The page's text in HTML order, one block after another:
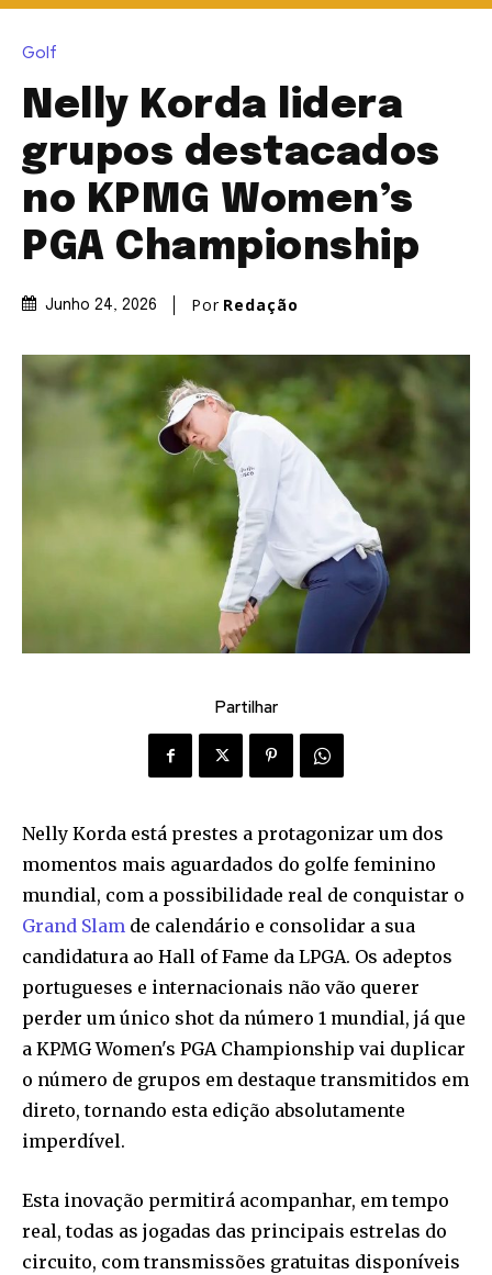
Golf
Nelly Korda lidera
grupos destacados
no KPMG Women’s
PGA Championship
Junho 24, 2026 Por Redação
Partilhar
Nelly Korda está prestes a protagonizar um dos
momentos mais aguardados do golfe feminino
mundial, com a possibilidade real de conquistar o
Grand Slam de calendário e consolidar a sua
candidatura ao Hall of Fame da LPGA. Os adeptos
portugueses e internacionais não vão querer
perder um único shot da número 1 mundial, já que
a KPMG Women's PGA Championship vai duplicar
o número de grupos em destaque transmitidos em
direto, tornando esta edição absolutamente
imperdível.
Esta inovação permitirá acompanhar, em tempo
real, todas as jogadas das principais estrelas do
circuito, com transmissões gratuitas disponíveis